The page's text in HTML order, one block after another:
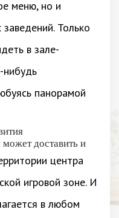
меню, но и
Только
в зале-
нибудь
панорамой
доставить и
центра
игровой зоне. И
в любом